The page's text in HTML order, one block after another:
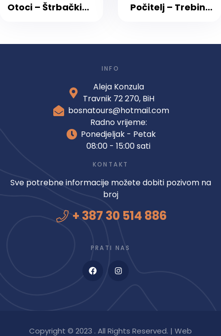
Otoci – Štrbački
Počitelj – Trebinje
INFO
Aleja Konzula
Travnik 72 270, BiH
bosnatours@hotmail.com
Radno vrijeme:
Ponedjeljak - Petak
08:00 - 15:00 sati
KONTAKT
Sve potrebne informacije možete dobiti pozivom na
broj
+ 387 30 514 886
PRATI NAS
Copyright © 2023 . All Rights Reserved. | Web